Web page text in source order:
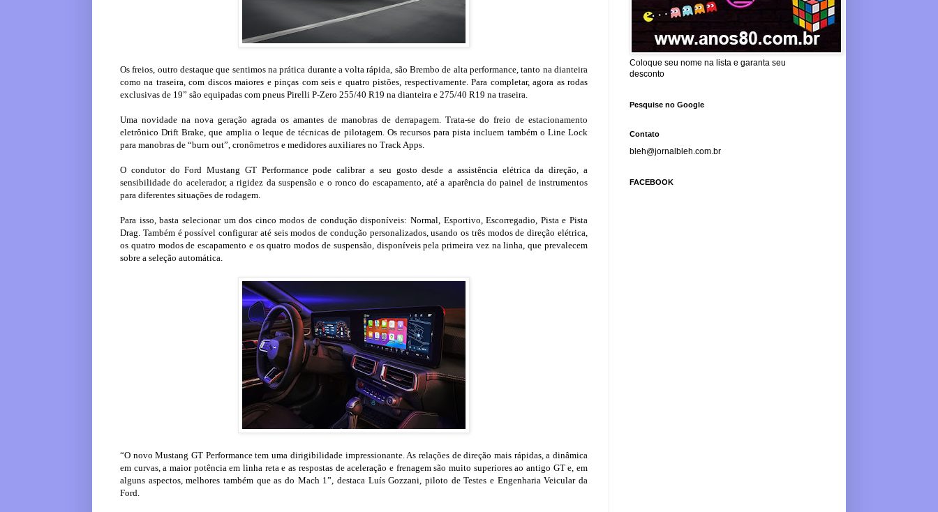
Os freios, outro destaque que sentimos na prática durante a volta rápida, são Brembo de alta performance, tanto na dianteira
como na traseira, com discos maiores e pinças com seis e quatro pistões, respectivamente. Para completar, agora as rodas
exclusivas de 19” são equipadas com pneus Pirelli P-Zero 255/40 R19 na dianteira e 275/40 R19 na traseira.
Uma novidade na nova geração agrada os amantes de manobras de derrapagem. Trata-se do freio de estacionamento
eletrônico Drift Brake, que amplia o leque de técnicas de pilotagem. Os recursos para pista incluem também o Line Lock
para manobras de “burn out”, cronômetros e medidores auxiliares no Track Apps.
O condutor do Ford Mustang GT Performance pode calibrar a seu gosto desde a assistência elétrica da direção, a
sensibilidade do acelerador, a rigidez da suspensão e o ronco do escapamento, até a aparência do painel de instrumentos
para diferentes situações de rodagem.
Para isso, basta selecionar um dos cinco modos de condução disponíveis: Normal, Esportivo, Escorregadio, Pista e Pista
Drag. Também é possível configurar até seis modos de condução personalizados, usando os três modos de direção elétrica,
os quatro modos de escapamento e os quatro modos de suspensão, disponíveis pela primeira vez na linha, que prevalecem
sobre a seleção automática.
“O novo Mustang GT Performance tem uma dirigibilidade impressionante. As relações de direção mais rápidas, a dinâmica
em curvas, a maior potência em linha reta e as respostas de aceleração e frenagem são muito superiores ao antigo GT e, em
alguns aspectos, melhores também que as do Mach 1”, destaca Luís Gozzani, piloto de Testes e Engenharia Veicular da
Ford.
Coloque seu nome na lista e garanta seu
desconto
Pesquise no Google
Contato
bleh@jornalbleh.com.br
FACEBOOK